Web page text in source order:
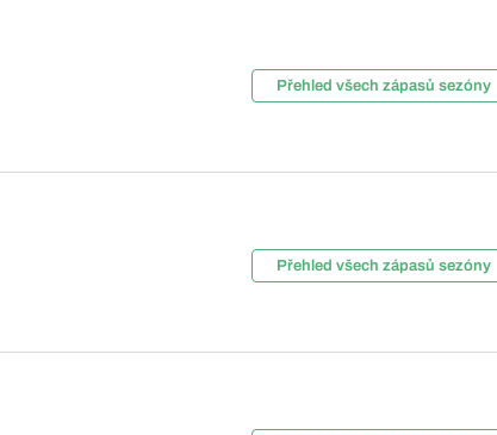
Přehled všech zápasů sezóny
Přehled všech zápasů sezóny